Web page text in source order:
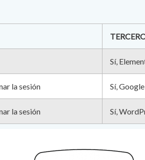
Sí,
la sesión Sí,
la sesión Sí,